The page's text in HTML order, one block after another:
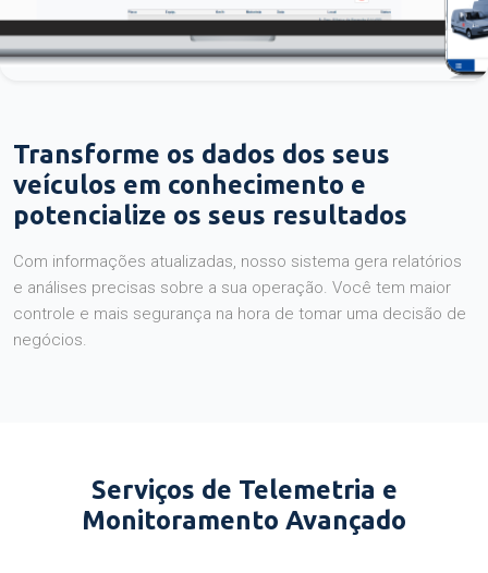
Transforme os dados dos seus
veículos em conhecimento e
potencialize os seus resultados
Com informações atualizadas, nosso sistema gera relatórios
e análises precisas sobre a sua operação. Você tem maior
controle e mais segurança na hora de tomar uma decisão de
negócios.
Serviços de Telemetria e
Monitoramento Avançado